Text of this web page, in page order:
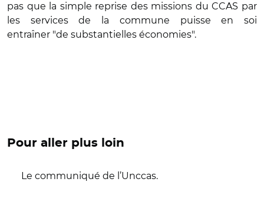
pas que la simple reprise des missions du CCAS par
les services de la commune puisse en soi
entraîner "de substantielles économies".
Pour aller plus loin
Le communiqué de l’Unccas.